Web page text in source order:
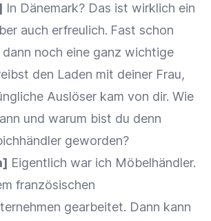
In Dänemark? Das ist wirklich ein
auch erfreulich. Fast schon
noch eine ganz wichtige
den Laden mit deiner Frau,
Auslöser kam von dir. Wie
und warum bist du denn
geworden?
Eigentlich war ich Möbelhändler.
französischen
gearbeitet. Dann kann